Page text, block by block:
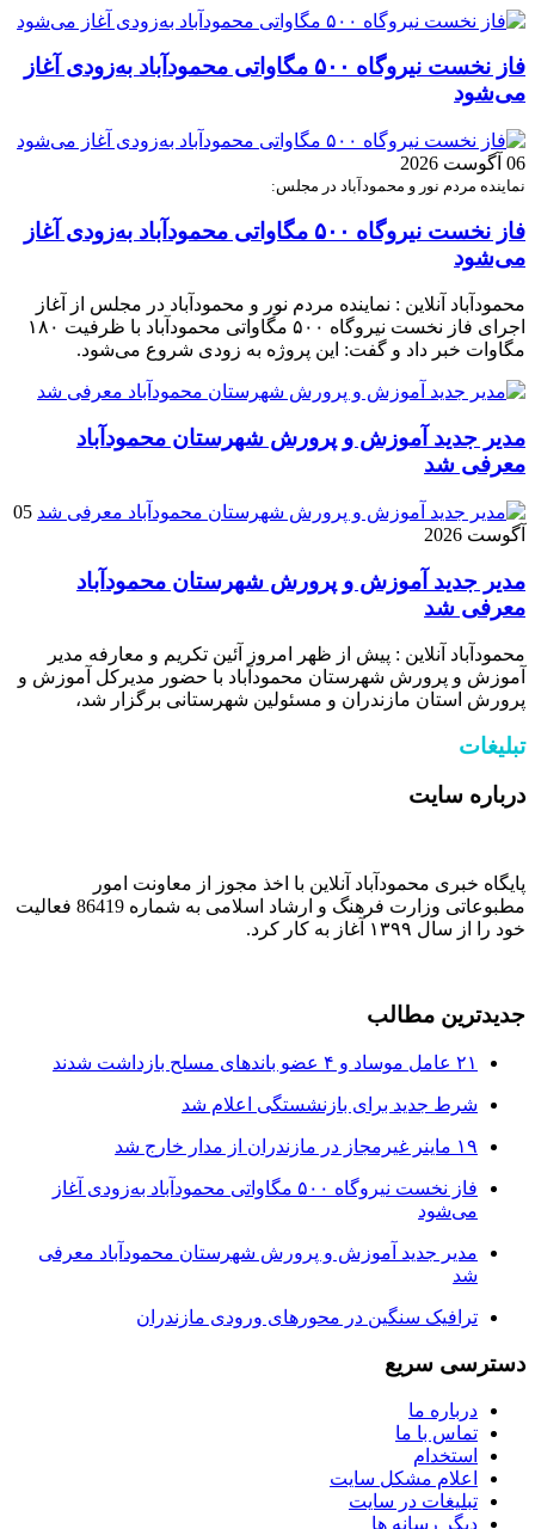
فاز نخست نیروگاه ۵۰۰ مگاواتی محمودآباد به‌زودی آغاز
می‌شود
06 آگوست 2026
نماینده مردم نور و محمودآباد در مجلس:
فاز نخست نیروگاه ۵۰۰ مگاواتی محمودآباد به‌زودی آغاز
می‌شود
محمودآباد آنلاین : نماینده مردم نور و محمودآباد در مجلس از آغاز
اجرای فاز نخست نیروگاه ۵۰۰ مگاواتی محمودآباد با ظرفیت ۱۸۰
مگاوات خبر داد و گفت: این پروژه به زودی شروع می‌شود.
مدیر جدید آموزش و پرورش شهرستان محمودآباد
معرفی شد
05
آگوست 2026
مدیر جدید آموزش و پرورش شهرستان محمودآباد
معرفی شد
محمودآباد آنلاین : پیش از ظهر امروز آئین تکریم و معارفه مدیر
آموزش و پرورش شهرستان محمودآباد با حضور مدیرکل آموزش و
پرورش استان مازندران و مسئولین شهرستانی برگزار شد،
تبلیغات
درباره سایت
پایگاه خبری محمودآباد آنلاین با اخذ مجوز از معاونت امور
مطبوعاتی وزارت فرهنگ و ارشاد اسلامی به شماره 86419 فعالیت
خود را از سال ۱۳۹۹ آغاز به کار کرد.
جدیدترین مطالب
۲۱ عامل موساد و ۴ عضو باند‌های مسلح بازداشت شدند
شرط جدید برای بازنشستگی اعلام شد
۱۹ ماینر غیرمجاز در مازندران از مدار خارج شد
فاز نخست نیروگاه ۵۰۰ مگاواتی محمودآباد به‌زودی آغاز
می‌شود
مدیر جدید آموزش و پرورش شهرستان محمودآباد معرفی
شد
ترافیک سنگین در محور‌های ورودی مازندران
دسترسی سریع
درباره ما
تماس با ما
استخدام
اعلام مشکل سایت
تبلیغات در سایت
ديگر رسانه ها